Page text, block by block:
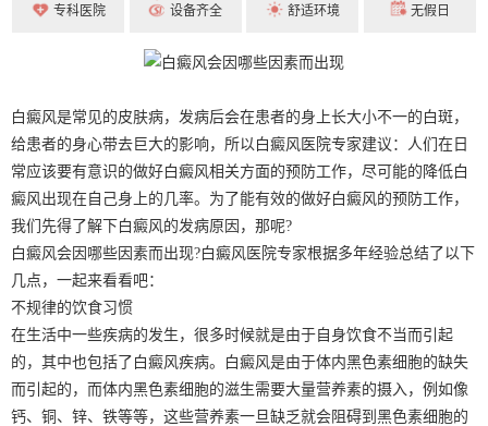
专科医院 设备齐全 舒适环境 无假日
白癜风是常见的皮肤病，发病后会在患者的身上长大小不一的白斑，
给患者的身心带去巨大的影响，所以白癜风医院专家建议：人们在日
常应该要有意识的做好白癜风相关方面的预防工作，尽可能的降低白
癜风出现在自己身上的几率。为了能有效的做好白癜风的预防工作，
我们先得了解下白癜风的发病原因，那呢?
白癜风会因哪些因素而出现?白癜风医院专家根据多年经验总结了以下
几点，一起来看看吧：
不规律的饮食习惯
在生活中一些疾病的发生，很多时候就是由于自身饮食不当而引起
的，其中也包括了白癜风疾病。白癜风是由于体内黑色素细胞的缺失
而引起的，而体内黑色素细胞的滋生需要大量营养素的摄入，例如像
钙、铜、锌、铁等等，这些营养素一旦缺乏就会阻碍到黑色素细胞的